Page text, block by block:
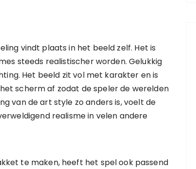
vindt plaats in het beeld zelf. Het is
steeds realistischer worden. Gelukkig
Het beeld zit vol met karakter en is
scherm af zodat de speler de werelden
van de art style zo anders is, voelt de
realisme in velen andere
te maken, heeft het spel ook passend